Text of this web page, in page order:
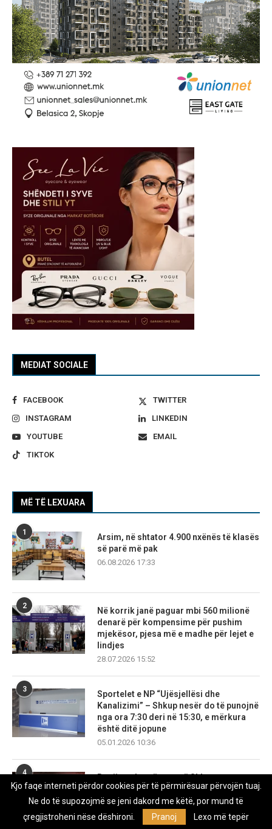
MEDIAT SOCIALE
FACEBOOK
TWITTER
INSTAGRAM
LINKEDIN
YOUTUBE
EMAIL
TIKTOK
MË TË LEXUARA
1
Arsim, në shtator 4.900 nxënës të klasës
së parë më pak
06.08.2026 17:33
2
Në korrik janë paguar mbi 560 milionë
denarë për kompensime për pushim
mjekësor, pjesa më e madhe për lejet e
lindjes
28.07.2026 15:52
3
Sportelet e NP “Ujësjellësi dhe
Kanalizimi” – Shkup nesër do të punojnë
nga ora 7:30 deri në 15:30, e mërkura
është ditë jopune
05.01.2026 10:36
4
Regjistrohet tërmet në Shkup
02.08.2026 22:34
Kjo faqe interneti përdor cookies për të përmirësuar përvojën tuaj.
Ne do të supozojmë se jeni dakord me këtë, por mund të
çregjistroheni nëse dëshironi.
Pranoj Lexo më tepër